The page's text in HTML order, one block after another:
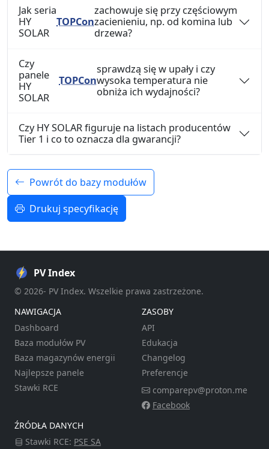
Jak seria
HY
SOLAR
TOPCon
zachowuje się przy częściowym
zacienieniu, np. od komina lub
drzewa?
Czy
panele
HY
SOLAR
TOPCon
sprawdzą się w upały i czy
wysoka temperatura nie
obniża ich wydajności?
Czy HY SOLAR figuruje na listach producentów
Tier 1 i co to oznacza dla gwarancji?
Powrót do bazy modułów
Drukuj specyfikację
PV Index
© 2026- PV Index. Wszelkie prawa zastrzeżone.
NAWIGACJA
Dashboard
Baza modułów PV
Baza magazynów energii
Najlepsze panele
Stawki RCE
ZASOBY
API
Edukacja
Changelog
Preferencje
comparepv@proton.me
Facebook
ŹRÓDŁA DANYCH
Stawki RCE: PSE SA